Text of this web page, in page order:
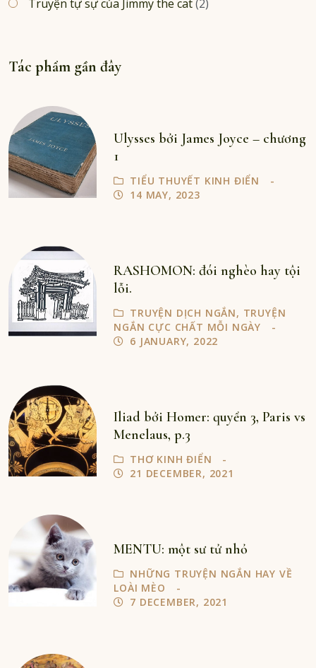
Truyện tự sự của Jimmy the cat(2)
Tác phẩm gần đây
Ulysses bởi James Joyce – chương
1
TIỂU THUYẾT KINH ĐIỂN
14 MAY, 2023
RASHOMON: đói nghèo hay tội
lỗi.
TRUYỆN DỊCH NGẮN, TRUYỆN
NGẮN CỰC CHẤT MỖI NGÀY
6 JANUARY, 2022
Iliad bởi Homer: quyển 3, Paris vs
Menelaus, p.3
THƠ KINH ĐIỂN
21 DECEMBER, 2021
MENTU: một sư tử nhỏ
NHỮNG TRUYỆN NGẮN HAY VỀ
LOÀI MÈO
7 DECEMBER, 2021